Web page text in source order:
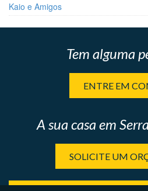
Kaio e Amigos
Tem alguma
ENTRE EM
A sua casa em
SOLICITE UM